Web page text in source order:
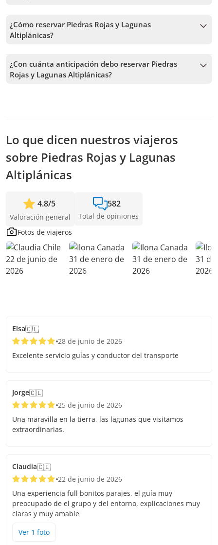
una fruta de la estación.
¿Cómo reservar Piedras Rojas y Lagunas
Altiplánicas?
elegir la fecha y seguir los pasos en el sitio web. En el carrito
podrás agregar más tours antes de confirmar tu reserva.
¿Con cuánta anticipación debo reservar Piedras
Rojas y Lagunas Altiplánicas?
Lo que dicen nuestros viajeros
sobre Piedras Rojas y Lagunas
Altiplánicas
4.8/5
Valoración general
582
Total de opiniones
Fotos de viajeros
Elsa🇨🇱
28 de junio de 2026
Excelente servicio guías y conductor del transporte
Jorge🇨🇱
25 de junio de 2026
Una maravilla en la tierra, las lagunas que visitamos
extraordinarias.
Claudia🇨🇱
22 de junio de 2026
Una experiencia full bonitos parajes, el guía muy
preocupado de el grupo y del entorno, explicaciones muy
claras y muy amable
Ver 1 foto